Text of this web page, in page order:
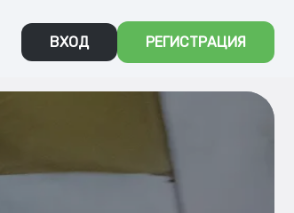
ВХОД РЕГИСТРАЦИЯ